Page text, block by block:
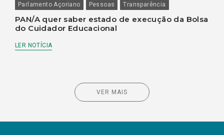
Parlamento Açoriano
Pessoas Transparência
PAN/A quer saber estado de execução da Bolsa
do Cuidador Educacional
LER NOTÍCIA
VER MAIS